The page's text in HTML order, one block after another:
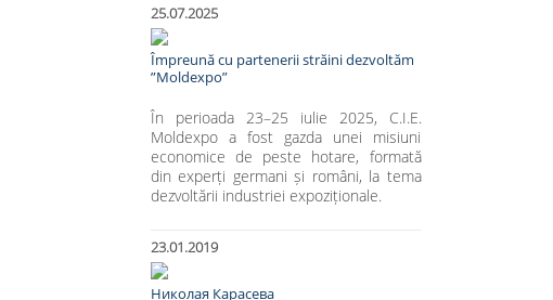
25.07.2025
Împreună cu partenerii străini dezvoltăm
”Moldexpo”
În perioada 23–25 iulie 2025, C.I.E.
Moldexpo a fost gazda unei misiuni
economice de peste hotare, formată
din experți germani și români, la tema
dezvoltării industriei expoziționale.
23.01.2019
Николая Карасева